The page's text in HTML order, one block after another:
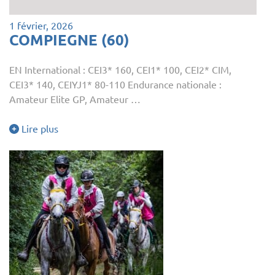
1 février, 2026
COMPIEGNE (60)
EN International : CEI3* 160, CEI1* 100, CEI2* CIM,
CEI3* 140, CEIYJ1* 80-110 Endurance nationale :
Amateur Elite GP, Amateur …
Lire plus